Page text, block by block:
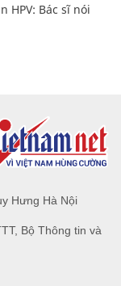
HPV: Bác sĩ nói
Hưng Hà Nội
Bộ Thông tin và